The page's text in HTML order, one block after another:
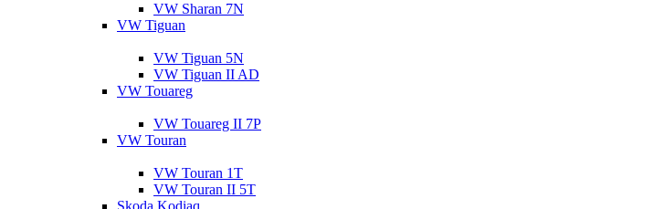
VW Sharan 7N
VW Tiguan
VW Tiguan 5N
VW Tiguan II AD
VW Touareg
VW Touareg II 7P
VW Touran
VW Touran 1T
VW Touran II 5T
Skoda Kodiaq